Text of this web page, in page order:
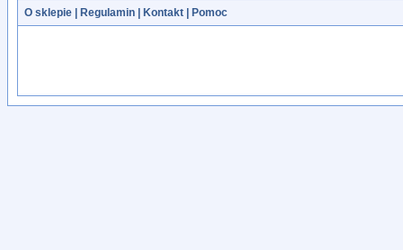
O sklepie Regulamin Kontakt Pomoc